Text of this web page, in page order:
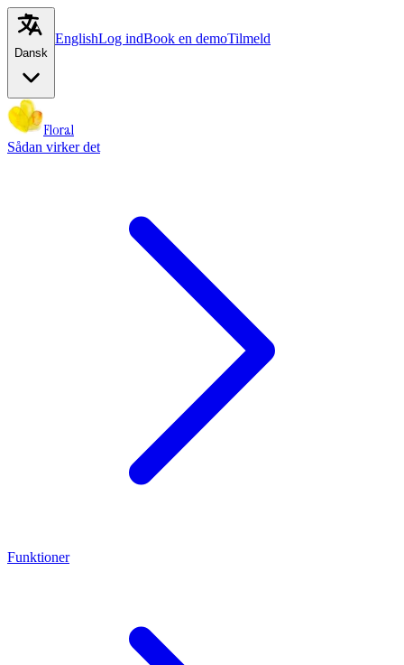
Dansk
EnglishLog indBook en demoTilmeld
Floral
Sådan virker det
Funktioner